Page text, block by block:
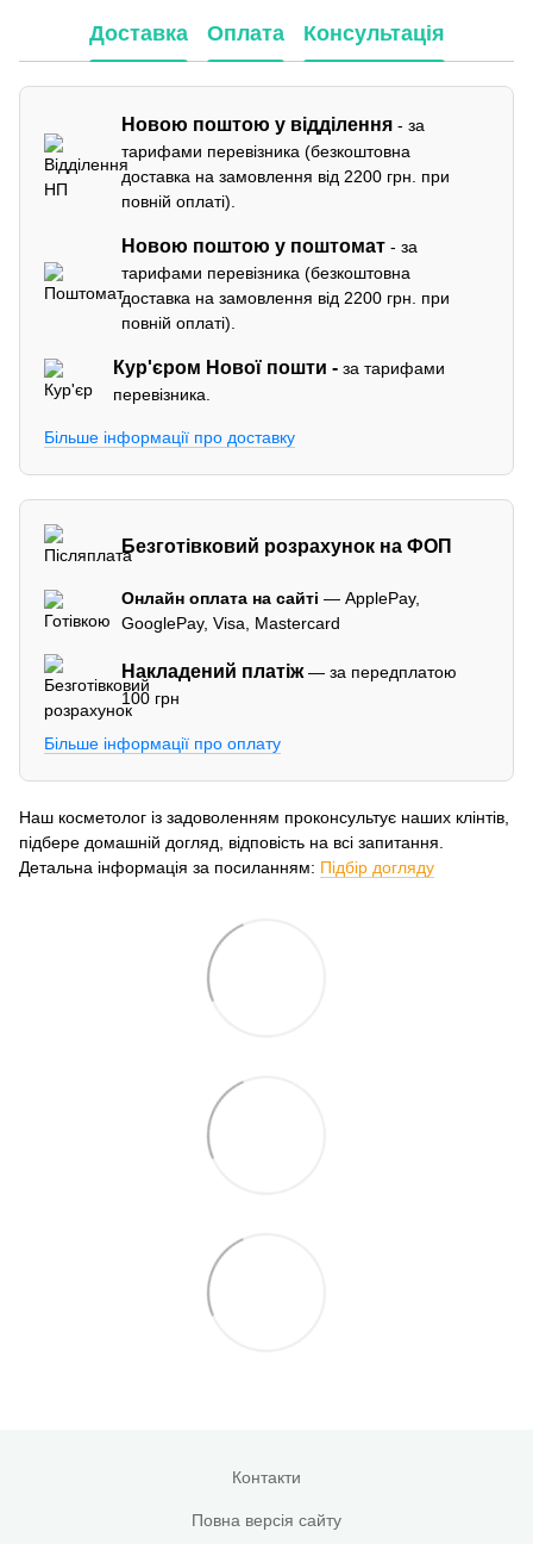
Доставка Оплата Консультація
Новою поштою у відділення - за
тарифами перевізника (безкоштовна
доставка на замовлення від 2200 грн. при
повній оплаті).
Новою поштою у поштомат - за
тарифами перевізника (безкоштовна
доставка на замовлення від 2200 грн. при
повній оплаті).
Кур'єром Нової пошти -за тарифами
перевізника.
Більше інформації про доставку
Безготівковий розрахунок на ФОП
Онлайн оплата на сайті — ApplePay,
GooglePay, Visa, Mastercard
Накладений платіж— за передплатою
100 грн
Більше інформації про оплату
Наш косметолог із задоволенням проконсультує наших клінтів,
підбере домашній догляд, відповість на всі запитання.
Детальна інформація за посиланням: Підбір догляду
Контакти
Повна версія сайту